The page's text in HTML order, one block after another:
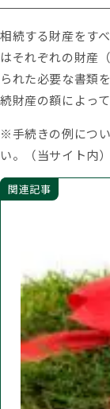
相続する財産をす
はそれぞれの財産
られた必要な書類
続財産の額によっ
※手続きの例につ
い。（当サイト内）
関連記事